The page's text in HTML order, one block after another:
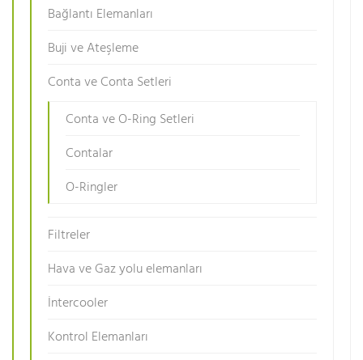
Bağlantı Elemanları
Buji ve Ateşleme
Conta ve Conta Setleri
Conta ve O-Ring Setleri
Contalar
O-Ringler
Filtreler
Hava ve Gaz yolu elemanları
İntercooler
Kontrol Elemanları